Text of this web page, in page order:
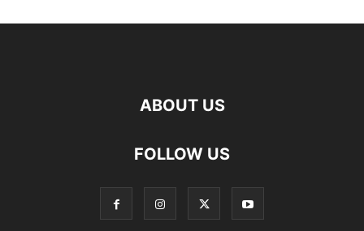
ABOUT US
FOLLOW US